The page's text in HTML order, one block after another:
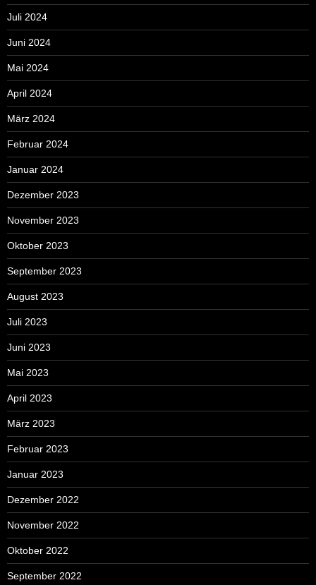
Juli 2024
Juni 2024
Mai 2024
April 2024
März 2024
Februar 2024
Januar 2024
Dezember 2023
November 2023
Oktober 2023
September 2023
August 2023
Juli 2023
Juni 2023
Mai 2023
April 2023
März 2023
Februar 2023
Januar 2023
Dezember 2022
November 2022
Oktober 2022
September 2022